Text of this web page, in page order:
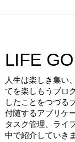
LIFE
人生は楽しき集い
てを楽しもうブロ
したことをつづる
付随するアプリケ
タスク管理、ライ
中で紹介していき